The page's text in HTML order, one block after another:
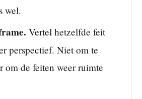
wel.
Vertel hetzelfde feit
perspectief. Niet om te
om de feiten weer ruimte